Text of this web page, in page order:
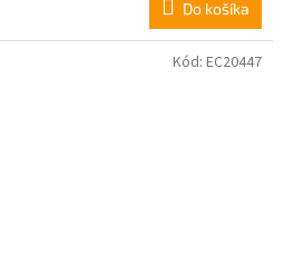
Do košíka
Kód: EC20447